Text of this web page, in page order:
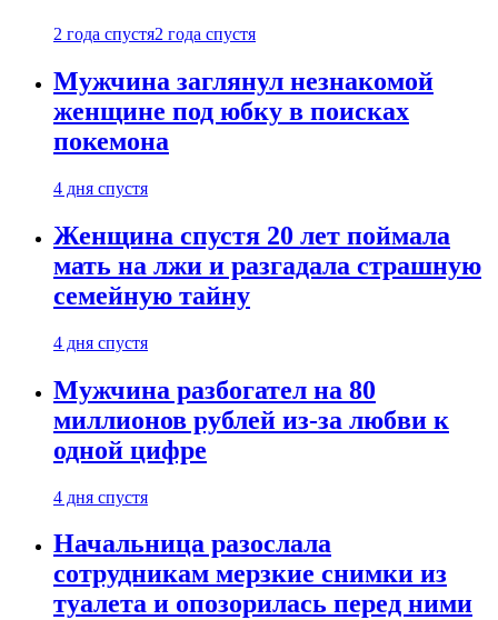
2 года спустя2 года спустя
Мужчина заглянул незнакомой
женщине под юбку в поисках
покемона
4 дня спустя
Женщина спустя 20 лет поймала
мать на лжи и разгадала страшную
семейную тайну
4 дня спустя
Мужчина разбогател на 80
миллионов рублей из-за любви к
одной цифре
4 дня спустя
Начальница разослала
сотрудникам мерзкие снимки из
туалета и опозорилась перед ними